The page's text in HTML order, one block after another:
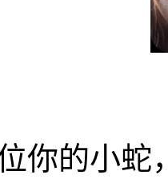
你的小